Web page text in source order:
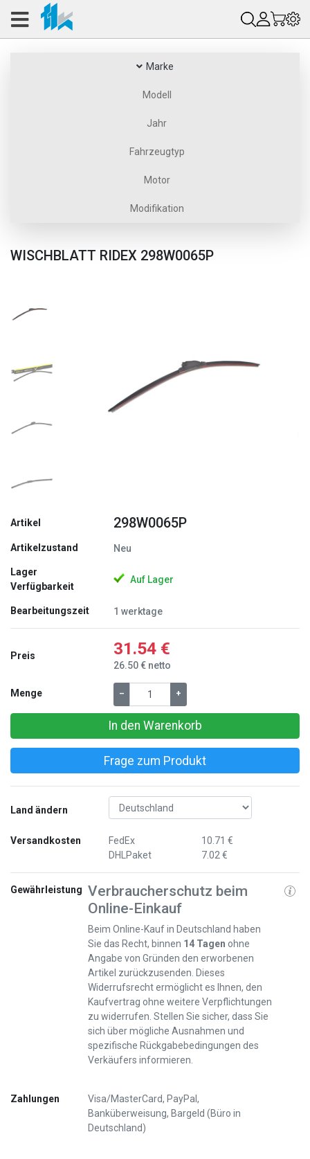
Marke
Modell
Jahr
Fahrzeugtyp
Motor
Modifikation
WISCHBLATT RIDEX 298W0065P
Zurück
Artikel 298W0065P
Artikelzustand Neu
Lager
Verfügbarkeit
Auf Lager
Bearbeitungszeit 1 werktage
Preis 31.54 €
26.50 € netto
Menge – +
In den Warenkorb
Frage zum Produkt
Land ändern
Versandkosten
FedEx
DHLPaket
10.71 €
7.02 €
Gewährleistung Verbraucherschutz beim
Online-Einkauf
Beim Online-Kauf in Deutschland haben
Sie das Recht, binnen 14 Tagen ohne
Angabe von Gründen den erworbenen
Artikel zurückzusenden. Dieses
Widerrufsrecht ermöglicht es Ihnen, den
Kaufvertrag ohne weitere Verpflichtungen
zu widerrufen. Stellen Sie sicher, dass Sie
sich über mögliche Ausnahmen und
spezifische Rückgabebedingungen des
Verkäufers informieren.
Zahlungen
Visa/MasterCard, PayPal,
Banküberweisung, Bargeld (Büro in
Deutschland)